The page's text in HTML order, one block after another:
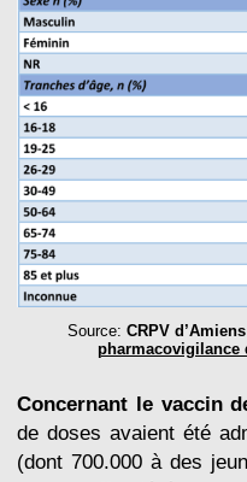
Source: CRPV
pharmacovigilance
Concernant le vaccin
de doses avaient été
(dont 700.000 à des